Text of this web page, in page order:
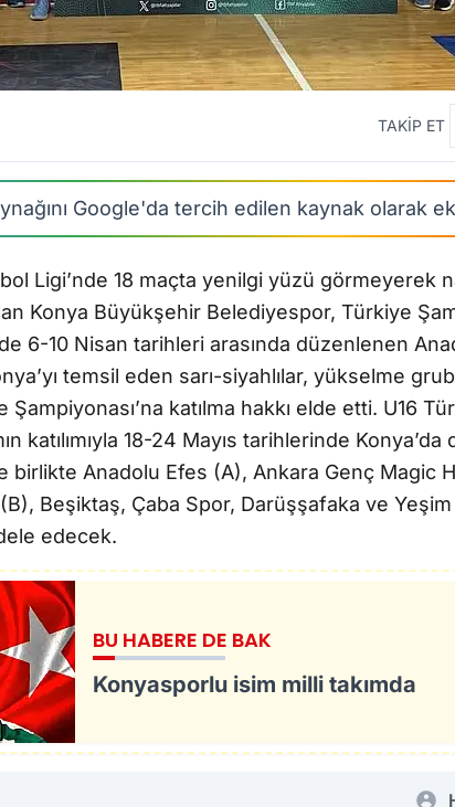
TAKİP ET
Google'da tercih edilen kaynak olarak
Ligi’nde 18 maçta yenilgi yüzü görmeyerek
Konya Büyükşehir Belediyespor, Türkiye
6-10 Nisan tarihleri arasında düzenlenen
temsil eden sarı-siyahlılar, yükselme
katılma hakkı elde etti. U16
katılımıyla 18-24 Mayıs tarihlerinde
birlikte Anadolu Efes (A), Ankara Genç Magic
Beşiktaş, Çaba Spor, Darüşşafaka ve
edecek.
BU HABERE DE BAK
Konyasporlu isim milli takımda